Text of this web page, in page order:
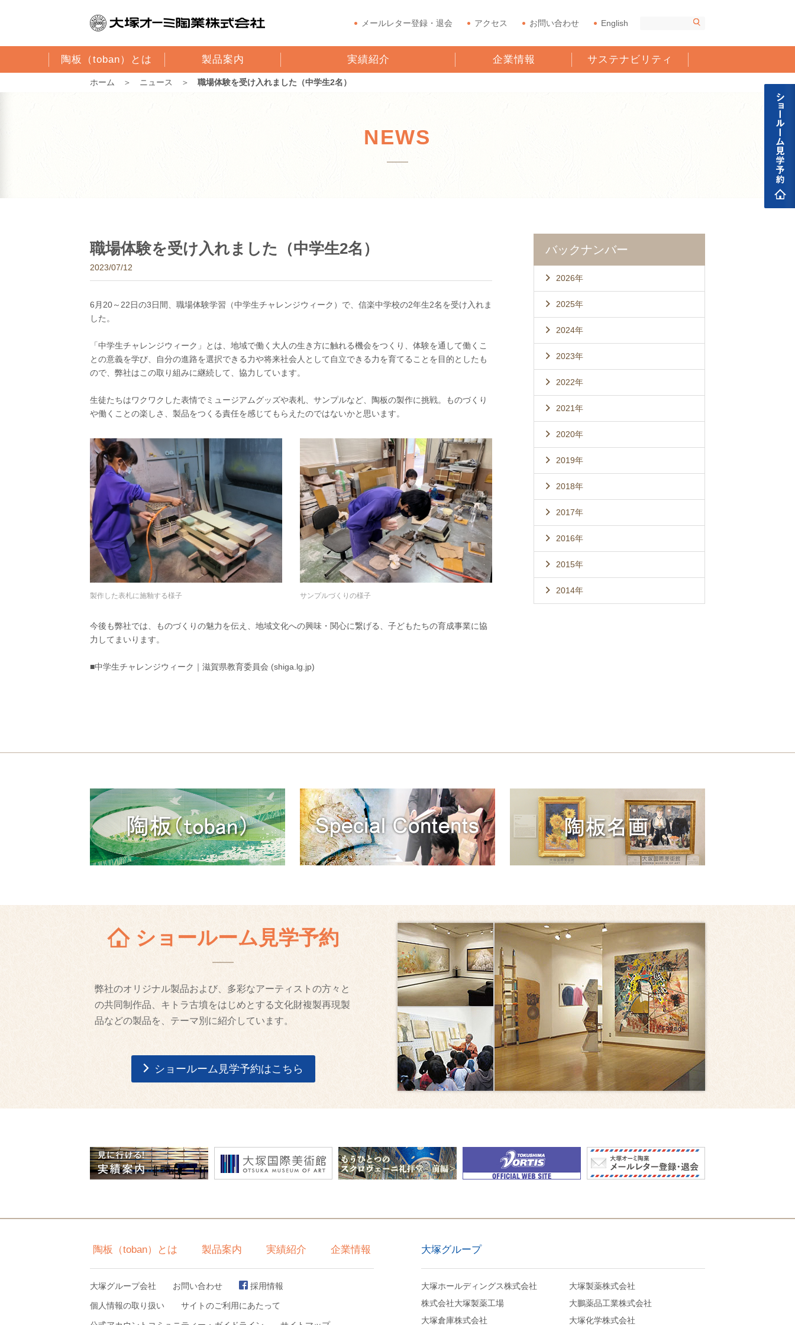
メールレター登録・退会 アクセス お問い合わせ English
陶板（toban）とは 製品案内 実績紹介 企業情報 サステナビリティ
ホーム ＞ ニュース ＞ 職場体験を受け入れました（中学生2名）
NEWS
職場体験を受け入れました（中学生2名）
2023/07/12
6月20～22日の3日間、職場体験学習（中学生チャレンジウィーク）で、信楽中学校の2年生2名を受け入れま
した。
「中学生チャレンジウィーク」とは、地域で働く大人の生き方に触れる機会をつくり、体験を通して働くこ
との意義を学び、自分の進路を選択できる力や将来社会人として自立できる力を育てることを目的としたも
ので、弊社はこの取り組みに継続して、協力しています。
生徒たちはワクワクした表情でミュージアムグッズや表札、サンプルなど、陶板の製作に挑戦。ものづくり
や働くことの楽しさ、製品をつくる責任を感じてもらえたのではないかと思います。
製作した表札に施釉する様子 サンプルづくりの様子
今後も弊社では、ものづくりの魅力を伝え、地域文化への興味・関心に繋げる、子どもたちの育成事業に協
力してまいります。
■中学生チャレンジウィーク｜滋賀県教育委員会 (shiga.lg.jp)
バックナンバー
2026年
2025年
2024年
2023年
2022年
2021年
2020年
2019年
2018年
2017年
2016年
2015年
2014年
ショールーム見学予約
弊社のオリジナル製品および、多彩なアーティストの方々と
の共同制作品、キトラ古墳をはじめとする文化財複製再現製
品などの製品を、テーマ別に紹介しています。
ショールーム見学予約はこちら
陶板（toban）とは 製品案内 実績紹介 企業情報
大塚グループ会社 お問い合わせ 採用情報
個人情報の取り扱い サイトのご利用にあたって
大塚グループ
大塚ホールディングス株式会社
大塚製薬株式会社
株式会社大塚製薬工場
大鵬薬品工業株式会社
大塚倉庫株式会社
大塚化学株式会社